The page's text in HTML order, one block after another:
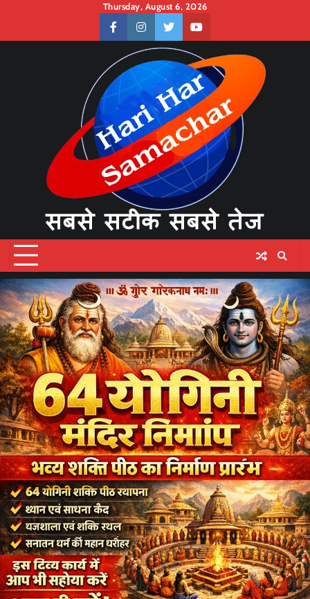
content
Thursday, August 6, 2026
facebookinstagramtwitteryoutube